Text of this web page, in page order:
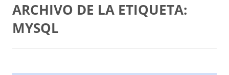
ARCHIVO DE LA ETIQUETA:
MYSQL